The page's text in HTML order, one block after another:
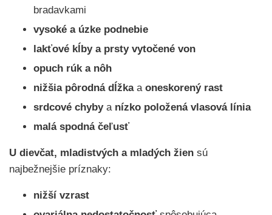
bradavkami
vysoké a úzke podnebie
lakťové kĺby a prsty vytočené von
opuch rúk a nôh
nižšia pôrodná dĺžkaa oneskorený rast
srdcové chybya nízko položená vlasová línia
malá spodná čeľusť
U dievčat, mladistvých a mladých žien sú
najbežnejšie príznaky:
nižší vzrast